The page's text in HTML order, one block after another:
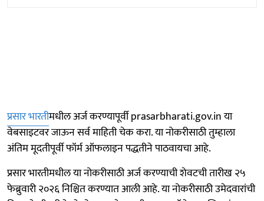
प्रसार भारतीमधील अर्ज करण्यापूर्वी prasarbharati.gov.in या
वेबसाइटवर जाऊन सर्व माहिती चेक करा. या नोकरीसाठी तुम्हाला
अंतिम मूदतीपूर्वी फॉर्म ऑफलाइन पद्धतीने पाठवायचा आहे.
प्रसार भारतीमधील या नोकरीसाठी अर्ज करण्याची शेवटची तारीख २५
फेब्रुवारी २०२६ निश्चित करण्यात आली आहे. या नोकरीसाठी उमेदवारांची